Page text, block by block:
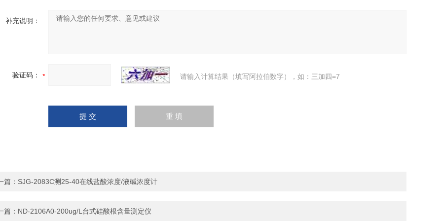
补充说明：
验证码： 请输入计算结果（填写阿拉伯数字），如：三加四=7
篇： SJG-2083C测25-40在线盐酸浓度/液碱浓度计
篇： ND-2106A0-200ug/L台式硅酸根含量测定仪